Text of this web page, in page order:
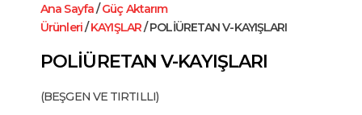
Ana Sayfa/Güç Aktarım
Ürünleri/KAYIŞLAR/ POLİÜRETAN V-KAYIŞLARI
POLİÜRETAN V-KAYIŞLARI
(BEŞGEN VE TIRTILLI)